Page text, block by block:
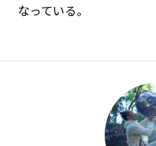
なっている。